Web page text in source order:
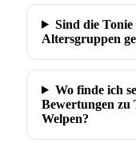
Sind die
Altersgruppen
Wo finde ich
Bewertungen zu
Welpen?